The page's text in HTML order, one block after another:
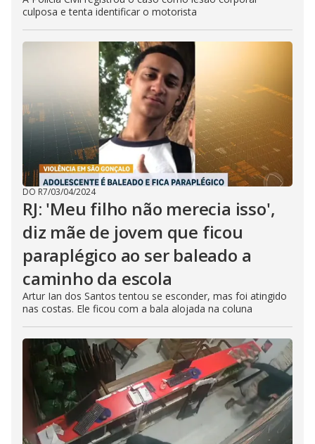
culposa e tenta identificar o motorista
DO R7/03/04/2024
RJ: 'Meu filho não merecia isso',
diz mãe de jovem que ficou
paraplégico ao ser baleado a
caminho da escola
Artur Ian dos Santos tentou se esconder, mas foi atingido
nas costas. Ele ficou com a bala alojada na coluna